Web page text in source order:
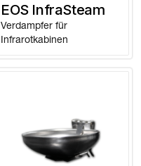
EOS InfraSteam
Verdampfer für
Infrarotkabinen